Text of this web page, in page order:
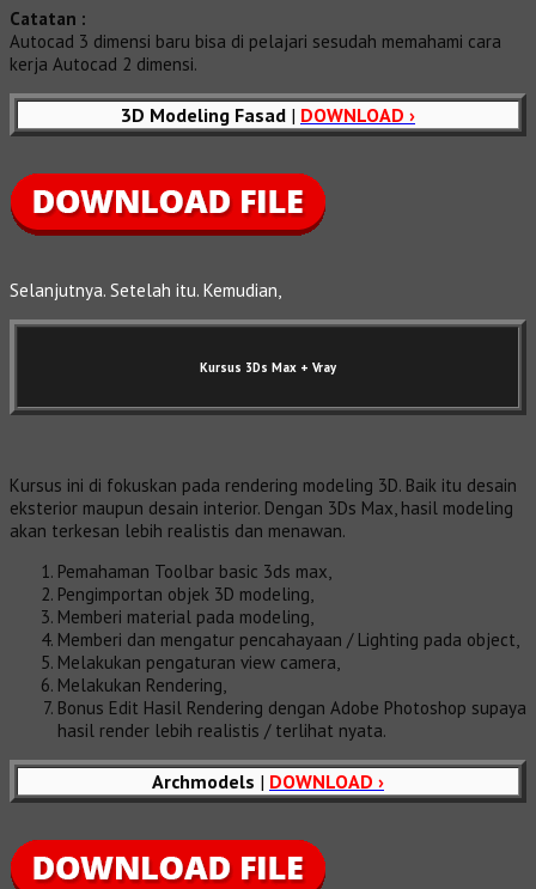
Catatan :
Autocad 3 dimensi baru bisa di pelajari sesudah memahami cara
kerja Autocad 2 dimensi.
3D Modeling Fasad | DOWNLOAD ›
Selanjutnya. Setelah itu. Kemudian,
Kursus 3Ds Max + Vray
Kursus ini di fokuskan pada rendering modeling 3D. Baik itu desain
eksterior maupun desain interior. Dengan 3Ds Max, hasil modeling
akan terkesan lebih realistis dan menawan.
Pemahaman Toolbar basic 3ds max,
Pengimportan objek 3D modeling,
Memberi material pada modeling,
Memberi dan mengatur pencahayaan / Lighting pada object,
Melakukan pengaturan view camera,
Melakukan Rendering,
Bonus Edit Hasil Rendering dengan Adobe Photoshop supaya
hasil render lebih realistis / terlihat nyata.
Archmodels | DOWNLOAD ›